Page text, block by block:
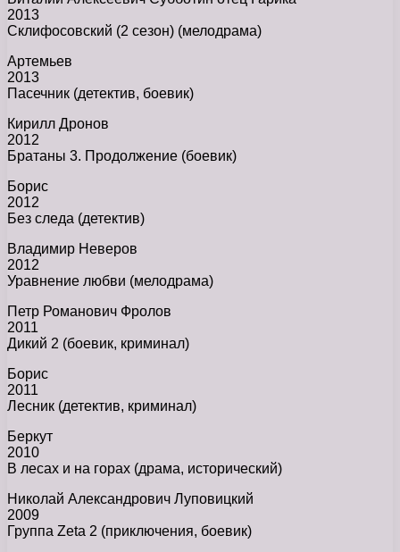
2013
Склифосовский (2 сезон) (мелодрама)
Артемьев
2013
Пасечник (детектив, боевик)
Кирилл Дронов
2012
Братаны 3. Продолжение (боевик)
Борис
2012
Без следа (детектив)
Владимир Неверов
2012
Уравнение любви (мелодрама)
Петр Романович Фролов
2011
Дикий 2 (боевик, криминал)
Борис
2011
Лесник (детектив, криминал)
Беркут
2010
В лесах и на горах (драма, исторический)
Николай Александрович Луповицкий
2009
Группа Zeta 2 (приключения, боевик)